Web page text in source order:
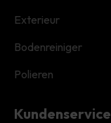
Exterieur
Bodenreiniger
Polieren
Kundenservice